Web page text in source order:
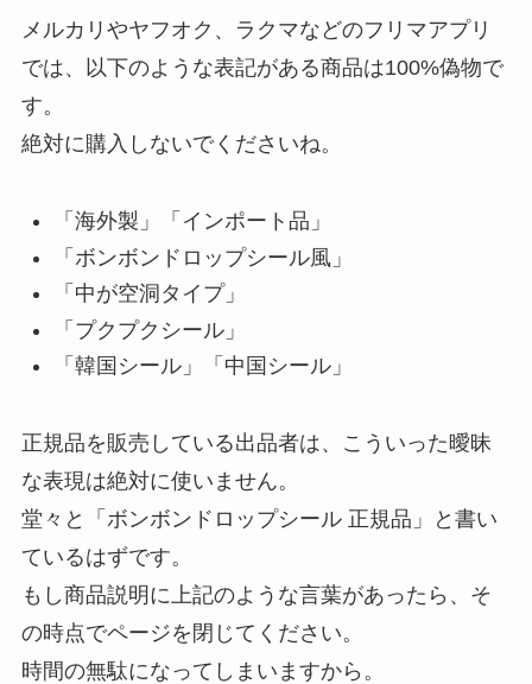
メルカリやヤフオク、ラクマなどのフリマアプリ
では、以下のような表記がある商品は100%偽物で
す。
絶対に購入しないでくださいね。
「海外製」「インポート品」
「ボンボンドロップシール風」
「中が空洞タイプ」
「プクプクシール」
「韓国シール」「中国シール」
正規品を販売している出品者は、こういった曖昧
な表現は絶対に使いません。
堂々と「ボンボンドロップシール 正規品」と書い
ているはずです。
もし商品説明に上記のような言葉があったら、そ
の時点でページを閉じてください。
時間の無駄になってしまいますから。